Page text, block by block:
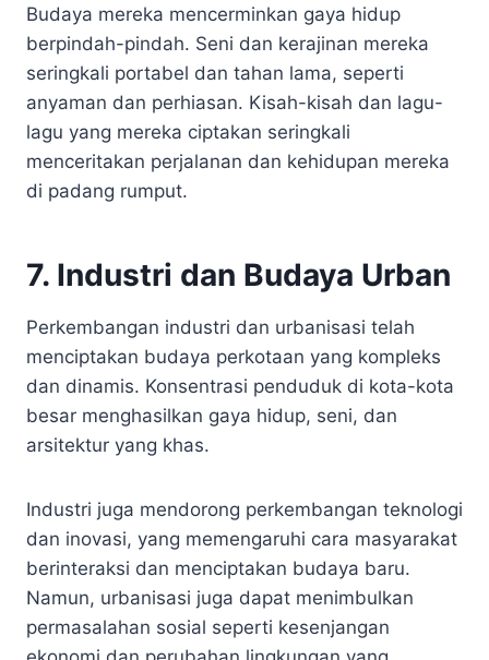
Budaya mereka mencerminkan gaya hidup
berpindah-pindah. Seni dan kerajinan mereka
seringkali portabel dan tahan lama, seperti
anyaman dan perhiasan. Kisah-kisah dan lagu-
lagu yang mereka ciptakan seringkali
menceritakan perjalanan dan kehidupan mereka
di padang rumput.
7. Industri dan Budaya Urban
Perkembangan industri dan urbanisasi telah
menciptakan budaya perkotaan yang kompleks
dan dinamis. Konsentrasi penduduk di kota-kota
besar menghasilkan gaya hidup, seni, dan
arsitektur yang khas.
Industri juga mendorong perkembangan teknologi
dan inovasi, yang memengaruhi cara masyarakat
berinteraksi dan menciptakan budaya baru.
Namun, urbanisasi juga dapat menimbulkan
permasalahan sosial seperti kesenjangan